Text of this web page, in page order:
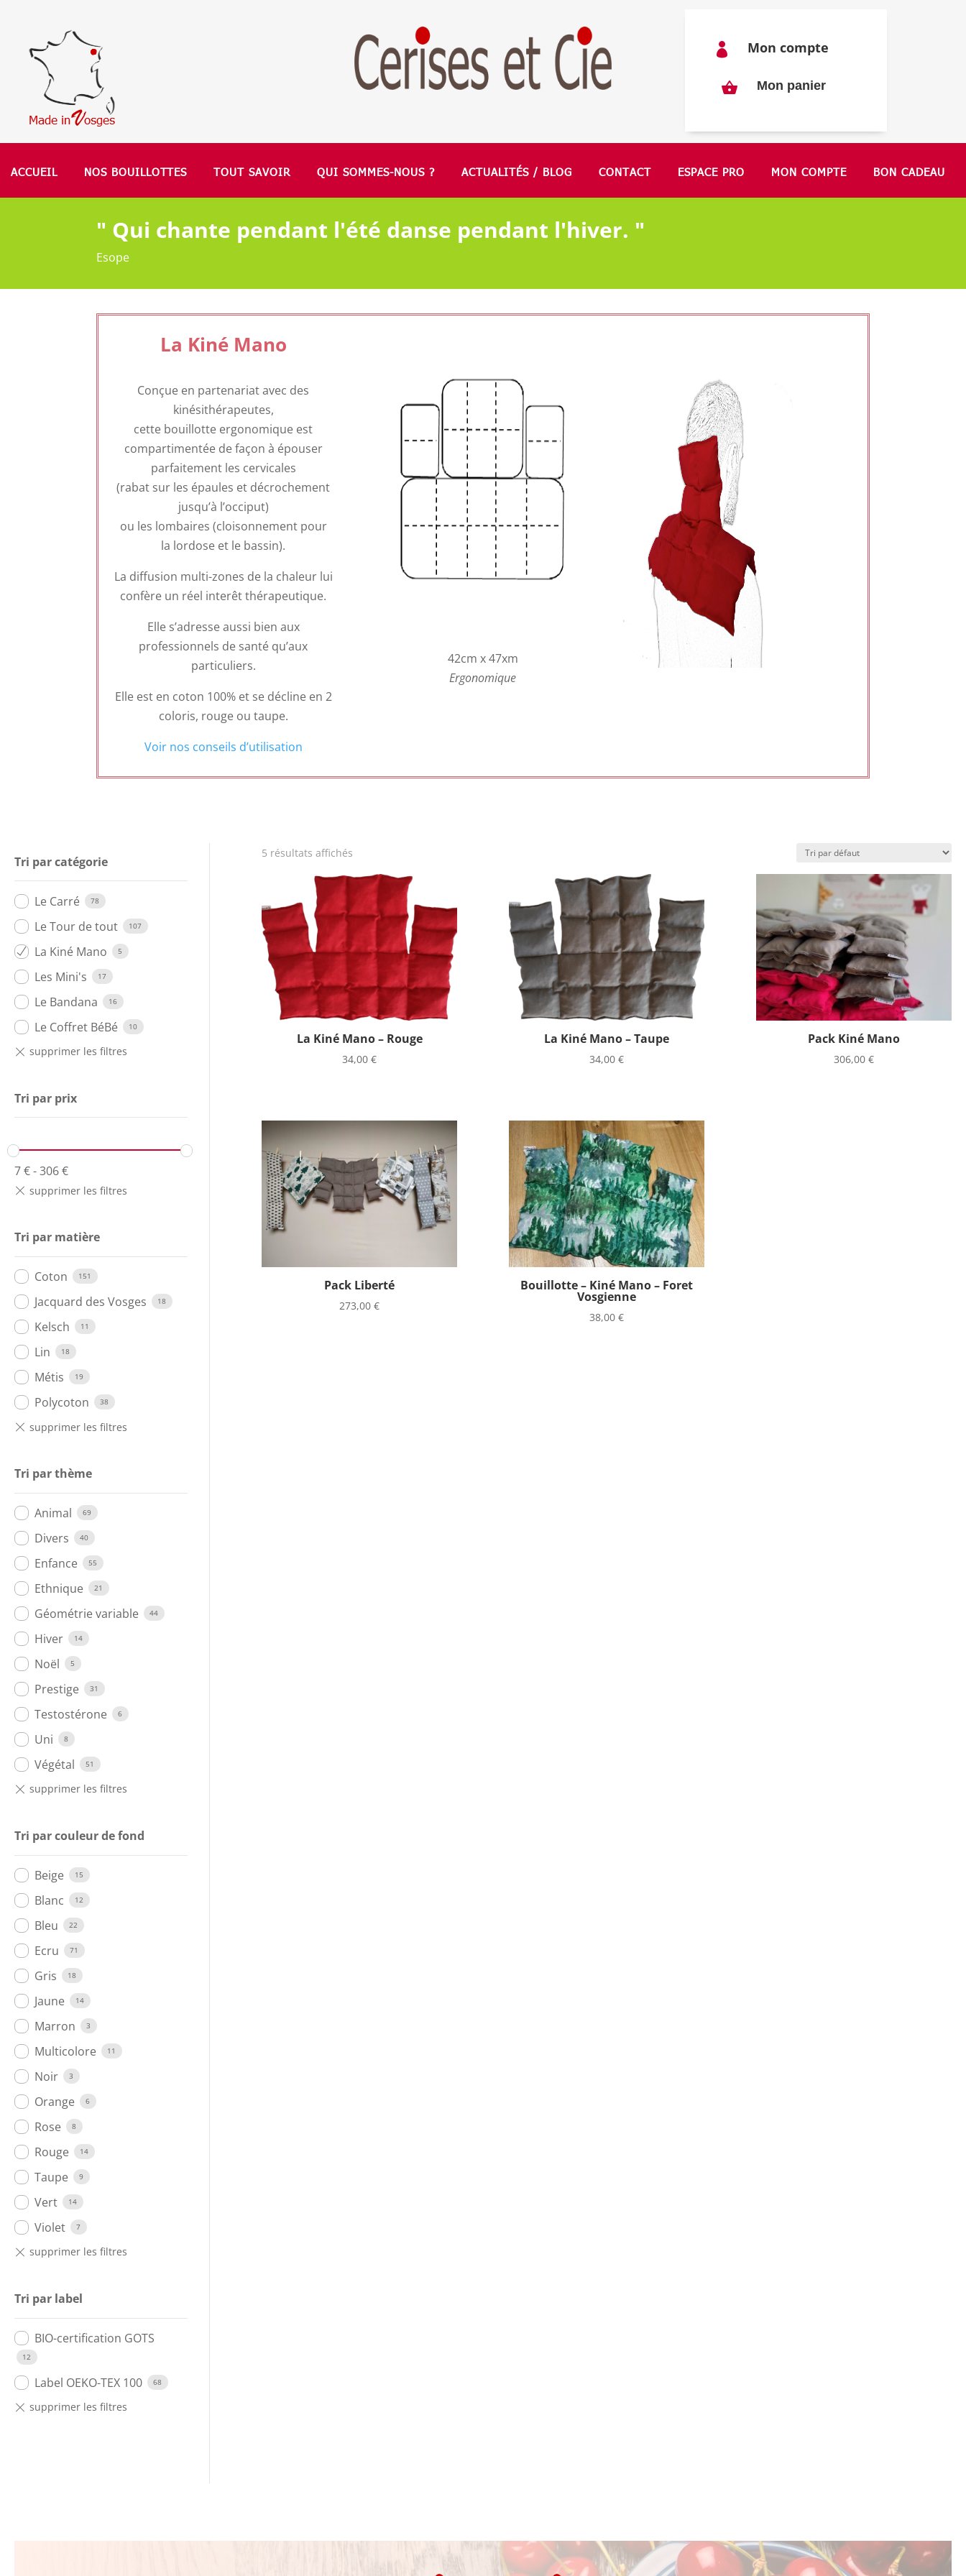
 Mon compte
Mon panier
ACCUEIL NOS BOUILLOTTES TOUT SAVOIR QUI SOMMES-NOUS ? ACTUALITÉS / BLOG CONTACT ESPACE PRO MON COMPTE BON CADEAU
" Qui chante pendant l'été danse pendant l'hiver. "
Esope
La Kiné Mano
Conçue en partenariat avec des
kinésithérapeutes,
cette bouillotte ergonomique est
compartimentée de façon à épouser
parfaitement les cervicales
(rabat sur les épaules et décrochement
jusqu’à l’occiput)
ou les lombaires (cloisonnement pour
la lordose et le bassin).
La diffusion multi-zones de la chaleur lui
confère un réel interêt thérapeutique.
Elle s’adresse aussi bien aux
professionnels de santé qu’aux
particuliers.
Elle est en coton 100% et se décline en 2
coloris, rouge ou taupe.
Voir nos conseils d’utilisation
42cm x 47xm
Ergonomique
Tri par catégorie
Le Carré 78
Le Tour de tout 107
La Kiné Mano 5
Les Mini's 17
Le Bandana 16
Le Coffret BéBé 10
Tri par prix
7€-306€
Tri par matière
Coton 151
Jacquard des Vosges 18
Kelsch 11
Lin 18
Métis 19
Polycoton 38
Tri par thème
Animal 69
Divers 40
Enfance 55
Ethnique 21
Géométrie variable 44
Hiver 14
Noël 5
Prestige 31
Testostérone 6
Uni 8
Végétal 51
Tri par couleur de fond
Beige 15
Blanc 12
Bleu 22
Ecru 71
Gris 18
Jaune 14
Marron 3
Multicolore 11
Noir 3
Orange 6
Rose 8
Rouge 14
Taupe 9
Vert 14
Violet 7
Tri par label
BIO-certification GOTS
12
Label OEKO-TEX 100 68
5 résultats affichés
La Kiné Mano – Rouge
34,00€
La Kiné Mano – Taupe
34,00 €
Pack Kiné Mano
306,00 €
Pack Liberté
273,00€
Bouillotte – Kiné Mano – Foret
Vosgienne
38,00 €